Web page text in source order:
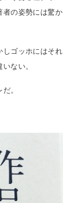
者の姿勢には驚か
ゴッホにはそれ
ない。
。